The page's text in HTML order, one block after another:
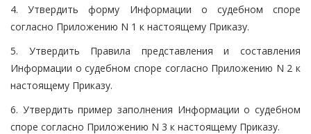
4. Утвердить форму Информации о судебном споре
согласно Приложению N 1 к настоящему Приказу.
5. Утвердить Правила представления и составления
Информации о судебном споре согласно Приложению N 2 к
настоящему Приказу.
6. Утвердить пример заполнения Информации о судебном
споре согласно Приложению N 3 к настоящему Приказу.